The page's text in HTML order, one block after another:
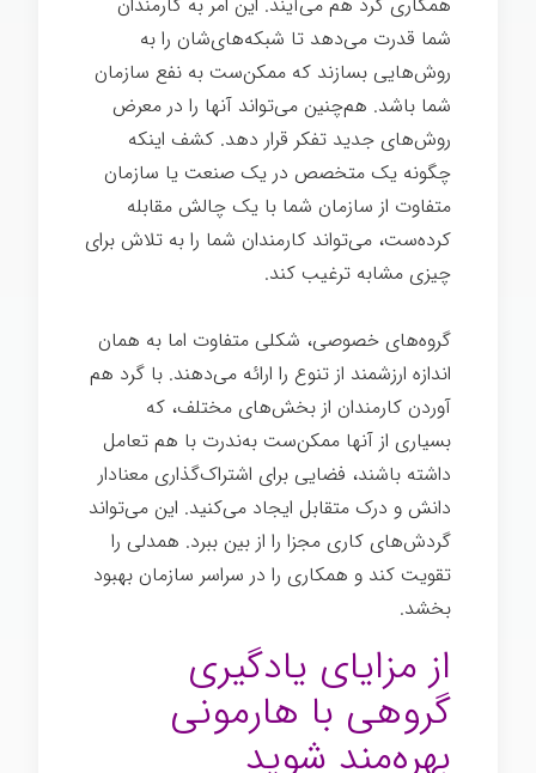
شما قدرت می‌دهد تا شبکه‌های‌شان را به
روش‌هایی بسازند که ممکن‌ست به نفع سازمان
شما باشد. هم‌چنین می‌تواند آنها را در معرض
روش‌های جدید تفکر قرار دهد. کشف اینکه
چگونه یک متخصص در یک صنعت یا سازمان
متفاوت از سازمان شما با یک چالش مقابله
کرده‌ست، می‌تواند کارمندان شما را به تلاش برای
چیزی مشابه ترغیب کند.
گروه‌های خصوصی، شکلی متفاوت اما به همان
اندازه ارزشمند از تنوع را ارائه می‌دهند. با گرد هم
آوردن کارمندان از بخش‌های مختلف، که
بسیاری از آنها ممکن‌ست به‌ندرت با هم تعامل
داشته باشند، فضایی برای اشتراک‌گذاری معنادار
دانش و درک متقابل ایجاد می‌کنید. این می‌تواند
گردش‌های کاری مجزا را از بین ببرد. همدلی را
تقویت کند و همکاری را در سراسر سازمان بهبود
بخشد.
از مزایای یادگیری
گروهی با هارمونی
بهره‌مند شوید